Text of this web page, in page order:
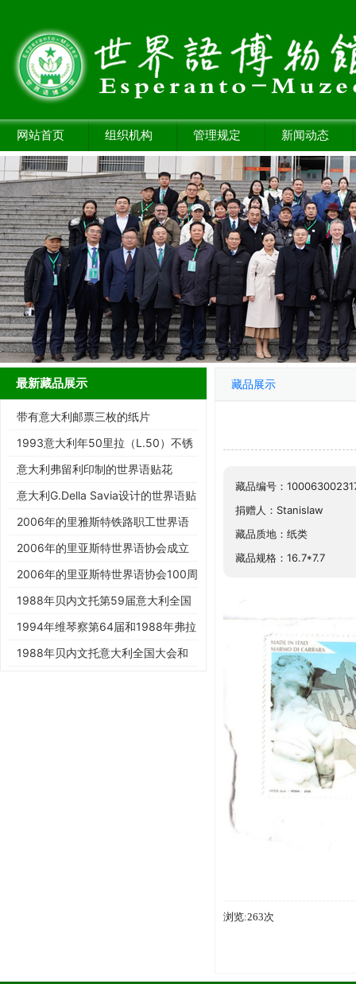
网站首页 组织机构 管理规定 新闻动态
最新藏品展示
带有意大利邮票三枚的纸片
1993意大利年50里拉（L.50）不锈
钢流通硬币
意大利弗留利印制的世界语贴花
意大利G.Della Savia设计的世界语贴
花
2006年的里雅斯特铁路职工世界语
小组成立25周年纪念明信片
2006年的里亚斯特世界语协会成立
100周年明信片
2006年的里亚斯特世界语协会100周
年纪念明信片
1988年贝内文托第59届意大利全国
世界语大会实寄明信片
1994年维琴察第64届和1988年弗拉
斯卡蒂第76届世界语大会展片
1988年贝内文托意大利全国大会和
藏品展示
藏品编号：
捐赠人：Stanislaw
藏品质地：纸类
藏品规格：16.7*7.7
浏览:263次